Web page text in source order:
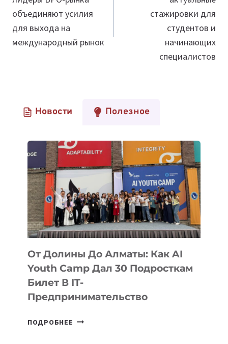
записям
объединяют усилия
для выхода на
международный рынок
стажировки для
студентов и
начинающих
специалистов
Новости Полезное
От Долины До Алматы: Как AI
Youth Camp Дал 30 Подросткам
Билет В IT-
Предпринимательство
ПОДРОБНЕЕ ОТ